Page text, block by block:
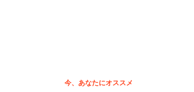
今、あなたにオススメ